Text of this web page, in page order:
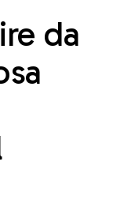
da